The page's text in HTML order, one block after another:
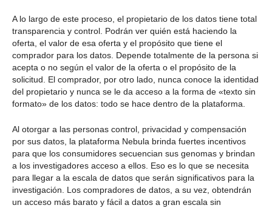
A lo largo de este proceso, el propietario de los datos tiene total
transparencia y control. Podrán ver quién está haciendo la
oferta, el valor de esa oferta y el propósito que tiene el
comprador para los datos. Depende totalmente de la persona si
acepta o no según el valor de la oferta o el propósito de la
solicitud. El comprador, por otro lado, nunca conoce la identidad
del propietario y nunca se le da acceso a la forma de «texto sin
formato» de los datos: todo se hace dentro de la plataforma.
Al otorgar a las personas control, privacidad y compensación
por sus datos, la plataforma Nebula brinda fuertes incentivos
para que los consumidores secuencian sus genomas y brindan
a los investigadores acceso a ellos. Eso es lo que se necesita
para llegar a la escala de datos que serán significativos para la
investigación. Los compradores de datos, a su vez, obtendrán
un acceso más barato y fácil a datos a gran escala sin